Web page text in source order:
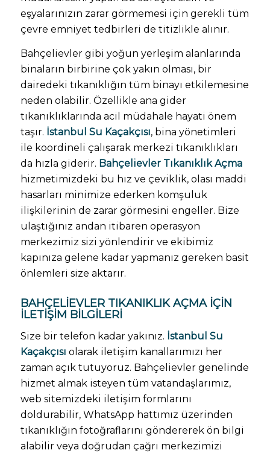
eşyalarınızın zarar görmemesi için gerekli tüm
çevre emniyet tedbirleri de titizlikle alınır.
Bahçelievler gibi yoğun yerleşim alanlarında
binaların birbirine çok yakın olması, bir
dairedeki tıkanıklığın tüm binayı etkilemesine
neden olabilir. Özellikle ana gider
tıkanıklıklarında acil müdahale hayati önem
taşır. İstanbul Su Kaçakçısı, bina yönetimleri
ile koordineli çalışarak merkezi tıkanıklıkları
da hızla giderir. Bahçelievler Tıkanıklık Açma
hizmetimizdeki bu hız ve çeviklik, olası maddi
hasarları minimize ederken komşuluk
ilişkilerinin de zarar görmesini engeller. Bize
ulaştığınız andan itibaren operasyon
merkezimiz sizi yönlendirir ve ekibimiz
kapınıza gelene kadar yapmanız gereken basit
önlemleri size aktarır.
BAHÇELIEVLER TIKANIKLIK AÇMAİÇIN
İLETIŞIM BILGILERI
Size bir telefon kadar yakınız. İstanbul Su
Kaçakçısı olarak iletişim kanallarımızı her
zaman açık tutuyoruz. Bahçelievler genelinde
hizmet almak isteyen tüm vatandaşlarımız,
web sitemizdeki iletişim formlarını
doldurabilir, WhatsApp hattımız üzerinden
tıkanıklığın fotoğraflarını göndererek ön bilgi
alabilir veya doğrudan çağrı merkezimizi